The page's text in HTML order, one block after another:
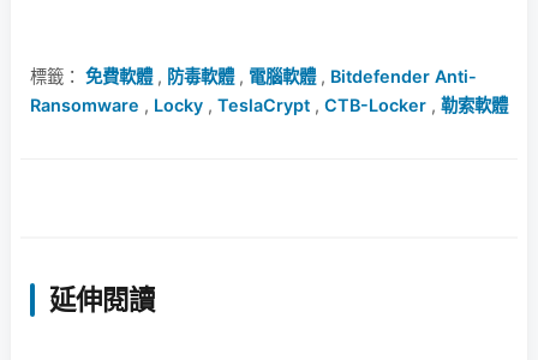
標籤： 免費軟體, 防毒軟體, 電腦軟體, Bitdefender Anti-
Ransomware , Locky , TeslaCrypt , CTB-Locker , 勒索軟體
延伸閱讀